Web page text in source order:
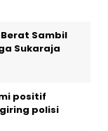
Sambil
Sukaraja
positif
polisi